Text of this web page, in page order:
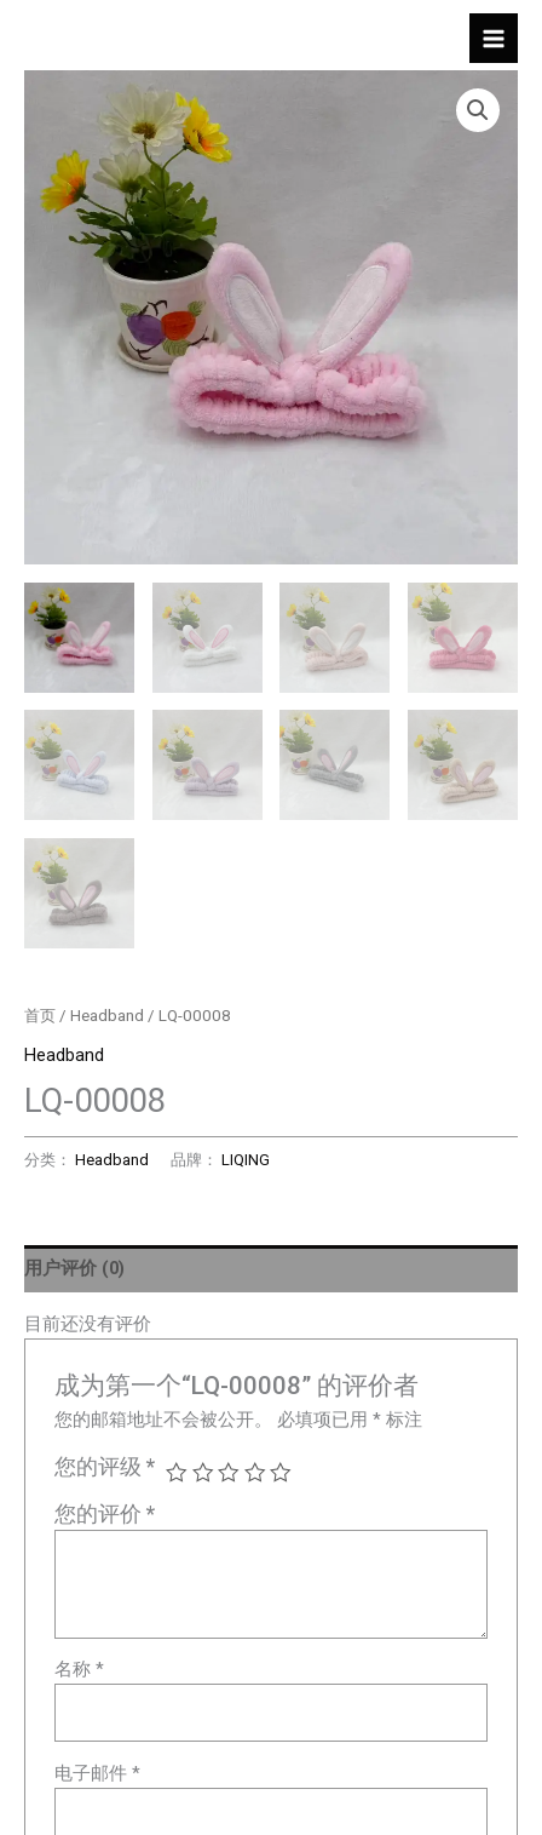
首页 / Headband / LQ-00008
Headband
LQ-00008
分类： Headband 品牌： LIQING
用户评价 (0)
目前还没有评价
成为第一个“LQ-00008” 的评价者
您的邮箱地址不会被公开。 必填项已用* 标注
您的评级*
您的评价*
名称*
电子邮件*